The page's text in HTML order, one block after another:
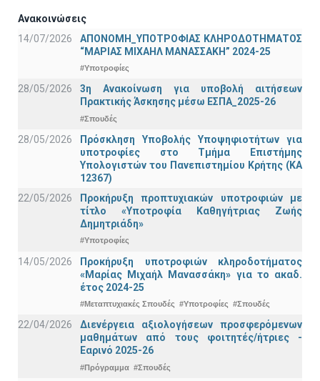
Ανακοινώσεις
14/07/2026
ΑΠΟΝΟΜΗ_ΥΠΟΤΡΟΦΙΑΣ ΚΛΗΡΟΔΟΤΗΜΑΤΟΣ
“ΜΑΡΙΑΣ ΜΙΧΑΗΛ ΜΑΝΑΣΣΑΚΗ” 2024-25
#Υποτροφίες
28/05/2026
3η Ανακοίνωση για υποβολή αιτήσεων
Πρακτικής Άσκησης μέσω ΕΣΠΑ_2025-26
#Σπουδές
28/05/2026
Πρόσκληση Υποβολής Υποψηφιοτήτων για
υποτροφίες στο Τμήμα Επιστήμης
Υπολογιστών του Πανεπιστημίου Κρήτης (ΚΑ
12367)
22/05/2026
Προκήρυξη προπτυχιακών υποτροφιών με
τίτλο «Υποτροφία Καθηγήτριας Ζωής
Δημητριάδη»
#Υποτροφίες
14/05/2026
Προκήρυξη υποτροφιών κληροδοτήματος
«Μαρίας Μιχαήλ Μανασσάκη» για το ακαδ.
έτος 2024-25
#Μεταπτυχιακές Σπουδές #Υποτροφίες #Σπουδές
22/04/2026
Διενέργεια αξιολογήσεων προσφερόμενων
μαθημάτων από τους φοιτητές/ήτριες -
Εαρινό 2025-26
#Πρόγραμμα #Σπουδές